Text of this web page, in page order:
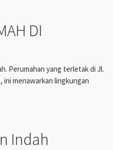
DI
Perumahan yang terletak di Jl.
ini menawarkan lingkungan
Indah